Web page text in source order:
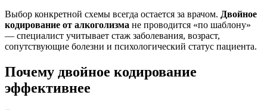
Выбор конкретной схемы всегда остается за врачом. Двойное
кодирование от алкоголизма не проводится «по шаблону»
— специалист учитывает стаж заболевания, возраст,
сопутствующие болезни и психологический статус пациента.
Почему двойное кодирование
эффективнее